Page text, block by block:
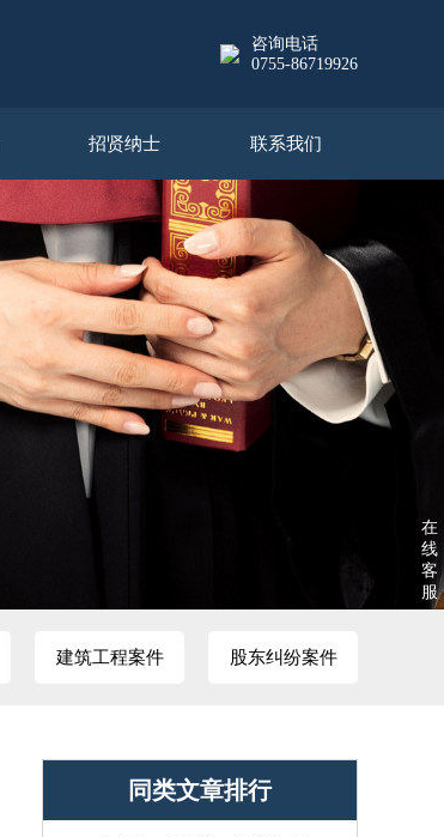
咨询电话
0755-86719926
招贤纳士 联系我们
建筑工程案件 股东纠纷案件
同类文章排行
在
线
客
服